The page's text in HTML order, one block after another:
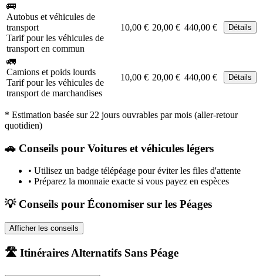
🚌
Autobus et véhicules de
transport
Tarif pour les véhicules de
transport en commun
10,00 € 20,00 € 440,00 € Détails
🚛
Camions et poids lourds
Tarif pour les véhicules de
transport de marchandises
10,00 € 20,00 € 440,00 € Détails
* Estimation basée sur 22 jours ouvrables par mois (aller-retour
quotidien)
🚗 Conseils pour Voitures et véhicules légers
• Utilisez un badge télépéage pour éviter les files d'attente
• Préparez la monnaie exacte si vous payez en espèces
💡 Conseils pour Économiser sur les Péages
Afficher les conseils
🛣️ Itinéraires Alternatifs Sans Péage